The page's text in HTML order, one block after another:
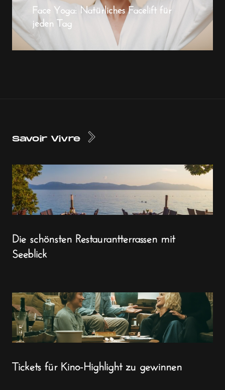
Face Yoga: Natürliches Facelift für
jeden Tag
Savoir Vivre
Die schönsten Restaurantterrassen mit
Seeblick
Tickets für Kino-Highlight zu gewinnen